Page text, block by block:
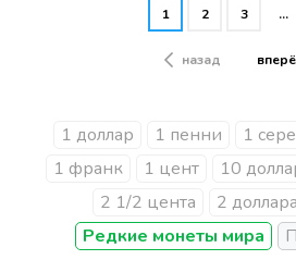
назад
1 2 3 …
1 доллар 1 пенни
1
1 франк
1 цент 10
2 1/2 цента
2 доллара
Редкие монеты мира